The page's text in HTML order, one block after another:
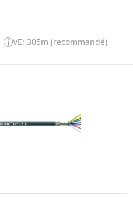
VE: 305m (recommandé)